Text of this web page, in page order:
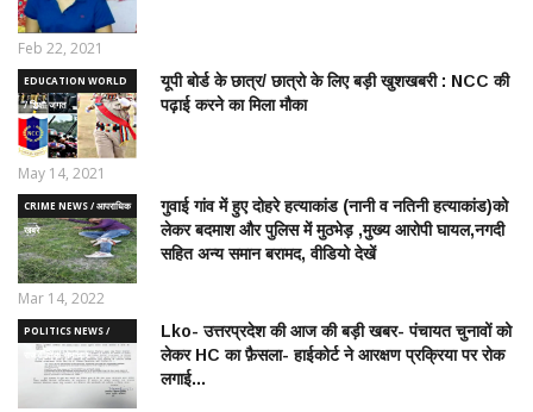
Feb 22, 2021
EDUCATION WORLD
/ शिक्षा जगत
यूपी बोर्ड के छात्र/ छात्रो के लिए बड़ी खुशखबरी : NCC की
पढ़ाई करने का मिला मौका
May 14, 2021
CRIME NEWS / आपराधिक
ख़बरे
गुवाई गांव में हुए दोहरे हत्याकांड (नानी व नतिनी हत्याकांड)को
लेकर बदमाश और पुलिस में मुठभेड़ ,मुख्य आरोपी घायल,नगदी
सहित अन्य समान बरामद, वीडियो देखें
Mar 14, 2022
POLITICS NEWS /
राजनीतिक समाचार
Lko- उत्तरप्रदेश की आज की बड़ी खबर- पंचायत चुनावों को
लेकर HC का फ़ैसला- हाईकोर्ट ने आरक्षण प्रक्रिया पर रोक
लगाई...